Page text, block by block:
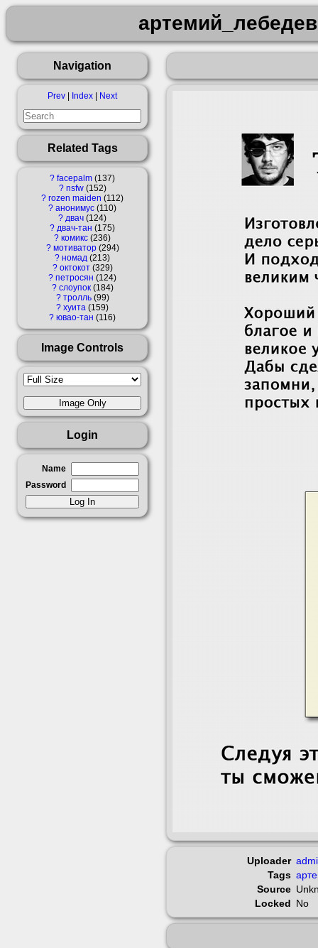
Navigation
Prev Index Next
Related Tags
? facepalm 137
? nsfw 152
? rozen maiden
112
? анонимус 110
? двач 124
? двач-тан
175
? комикс 236
? мотиватор 294
? номад 213
? октокот 329
? петросян
124
? слоупок 184
? тролль 99
? хуита 159
? ювао-тан 116
Image Controls
Login
Name
Password
Uploader
Tags
Source
Locked No